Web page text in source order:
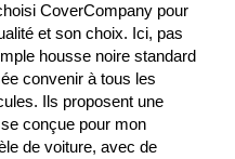
CoverCompany pour
et son choix. Ici, pas
housse noire standard
convenir à tous les
Ils proposent une
conçue pour mon
de voiture, avec de